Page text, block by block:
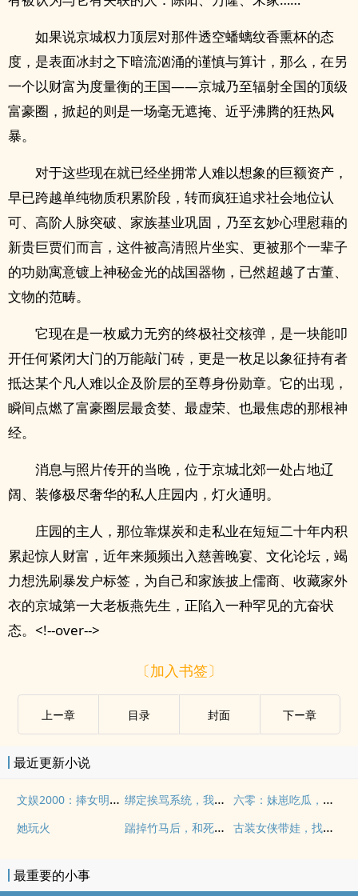
如果说京城权力顶层对那件透空蟠螭纹香熏杯的态
度，是表面冰封之下暗流汹涌的谨慎与算计，那么，在另
一个以财富为度量衡的王国——京城乃至辐射全国的顶级
富豪圈，掀起的则是一场毫无遮掩、近乎沸腾的狂热风
暴。
对于这些现在就已经坐拥常人难以想象的巨额资产，
早已跨越单纯物质积累阶段，转而疯狂追求社会地位认
可、高阶人脉突破、家族基业巩固，乃至玄妙心理慰藉的
新贵巨贾们而言，这件被高清照片坐实、更被那个一辈子
的功勋寓意镀上神秘金光的战国器物，已然超越了古董、
文物的范畴。
它现在是一枚威力无穷的终极社交核弹，是一块能叩
开任何紧闭大门的万能敲门砖，更是一枚足以象征持有者
抵达某个凡人难以企及阶层的至尊身份勋章。它的出现，
瞬间点燃了富豪圈层最贪婪、最虚荣、也最焦虑的那根神
经。
消息与照片传开的当晚，位于京城北郊一处占地辽
阔、装修极尽奢华的私人庄园内，灯火通明。
庄园的主人，那位靠煤炭和走私业在短短二十年内积
累起惊人财富，近年来频频出入慈善晚宴、文化论坛，竭
力想洗刷暴发户标签，为自己和家族披上儒商、收藏家外
衣的京城第一大老板燕先生，正陷入一种罕见的亢奋状
态。<!--over-->
〔加入书签〕
上ー章 目录 封面 下ー章
最近更新小说
文娱2000：捧女明星百倍返利 绑定挨骂系统，我摆烂疯批成顶流 六零：妹崽吃瓜，姐姐卷疯我躺赢
她玩火 踹掉竹马后，和死对头在综艺上接吻官宣 古装女侠带娃，找上门骂我负心汉
最重要的小事